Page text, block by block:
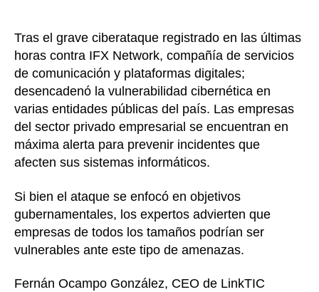
Tras el grave ciberataque registrado en las últimas
horas contra IFX Network, compañía de servicios
de comunicación y plataformas digitales;
desencadenó la vulnerabilidad cibernética en
varias entidades públicas del país. Las empresas
del sector privado empresarial se encuentran en
máxima alerta para prevenir incidentes que
afecten sus sistemas informáticos.
Si bien el ataque se enfocó en objetivos
gubernamentales, los expertos advierten que
empresas de todos los tamaños podrían ser
vulnerables ante este tipo de amenazas.
Fernán Ocampo González, CEO de LinkTIC